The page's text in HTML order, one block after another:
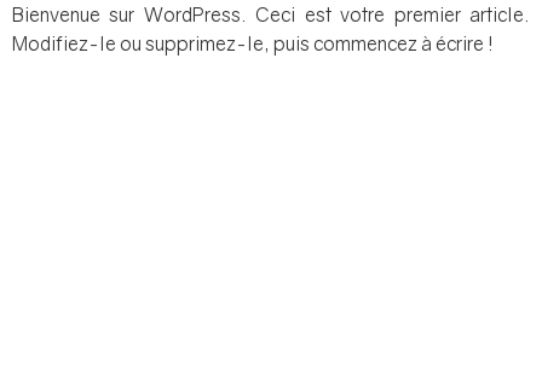
Aller
au
Bienvenue sur WordPress. Ceci est votre premier article.
Modifiez-le ou supprimez-le, puis commencez à écrire !